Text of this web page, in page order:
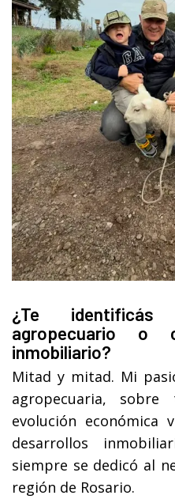
¿Te
agropecuario o
inmobiliario?
Mitad y mitad. Mi
agropecuaria,
evolución
desarrollos
siempre se dedicó al
región de Rosario.